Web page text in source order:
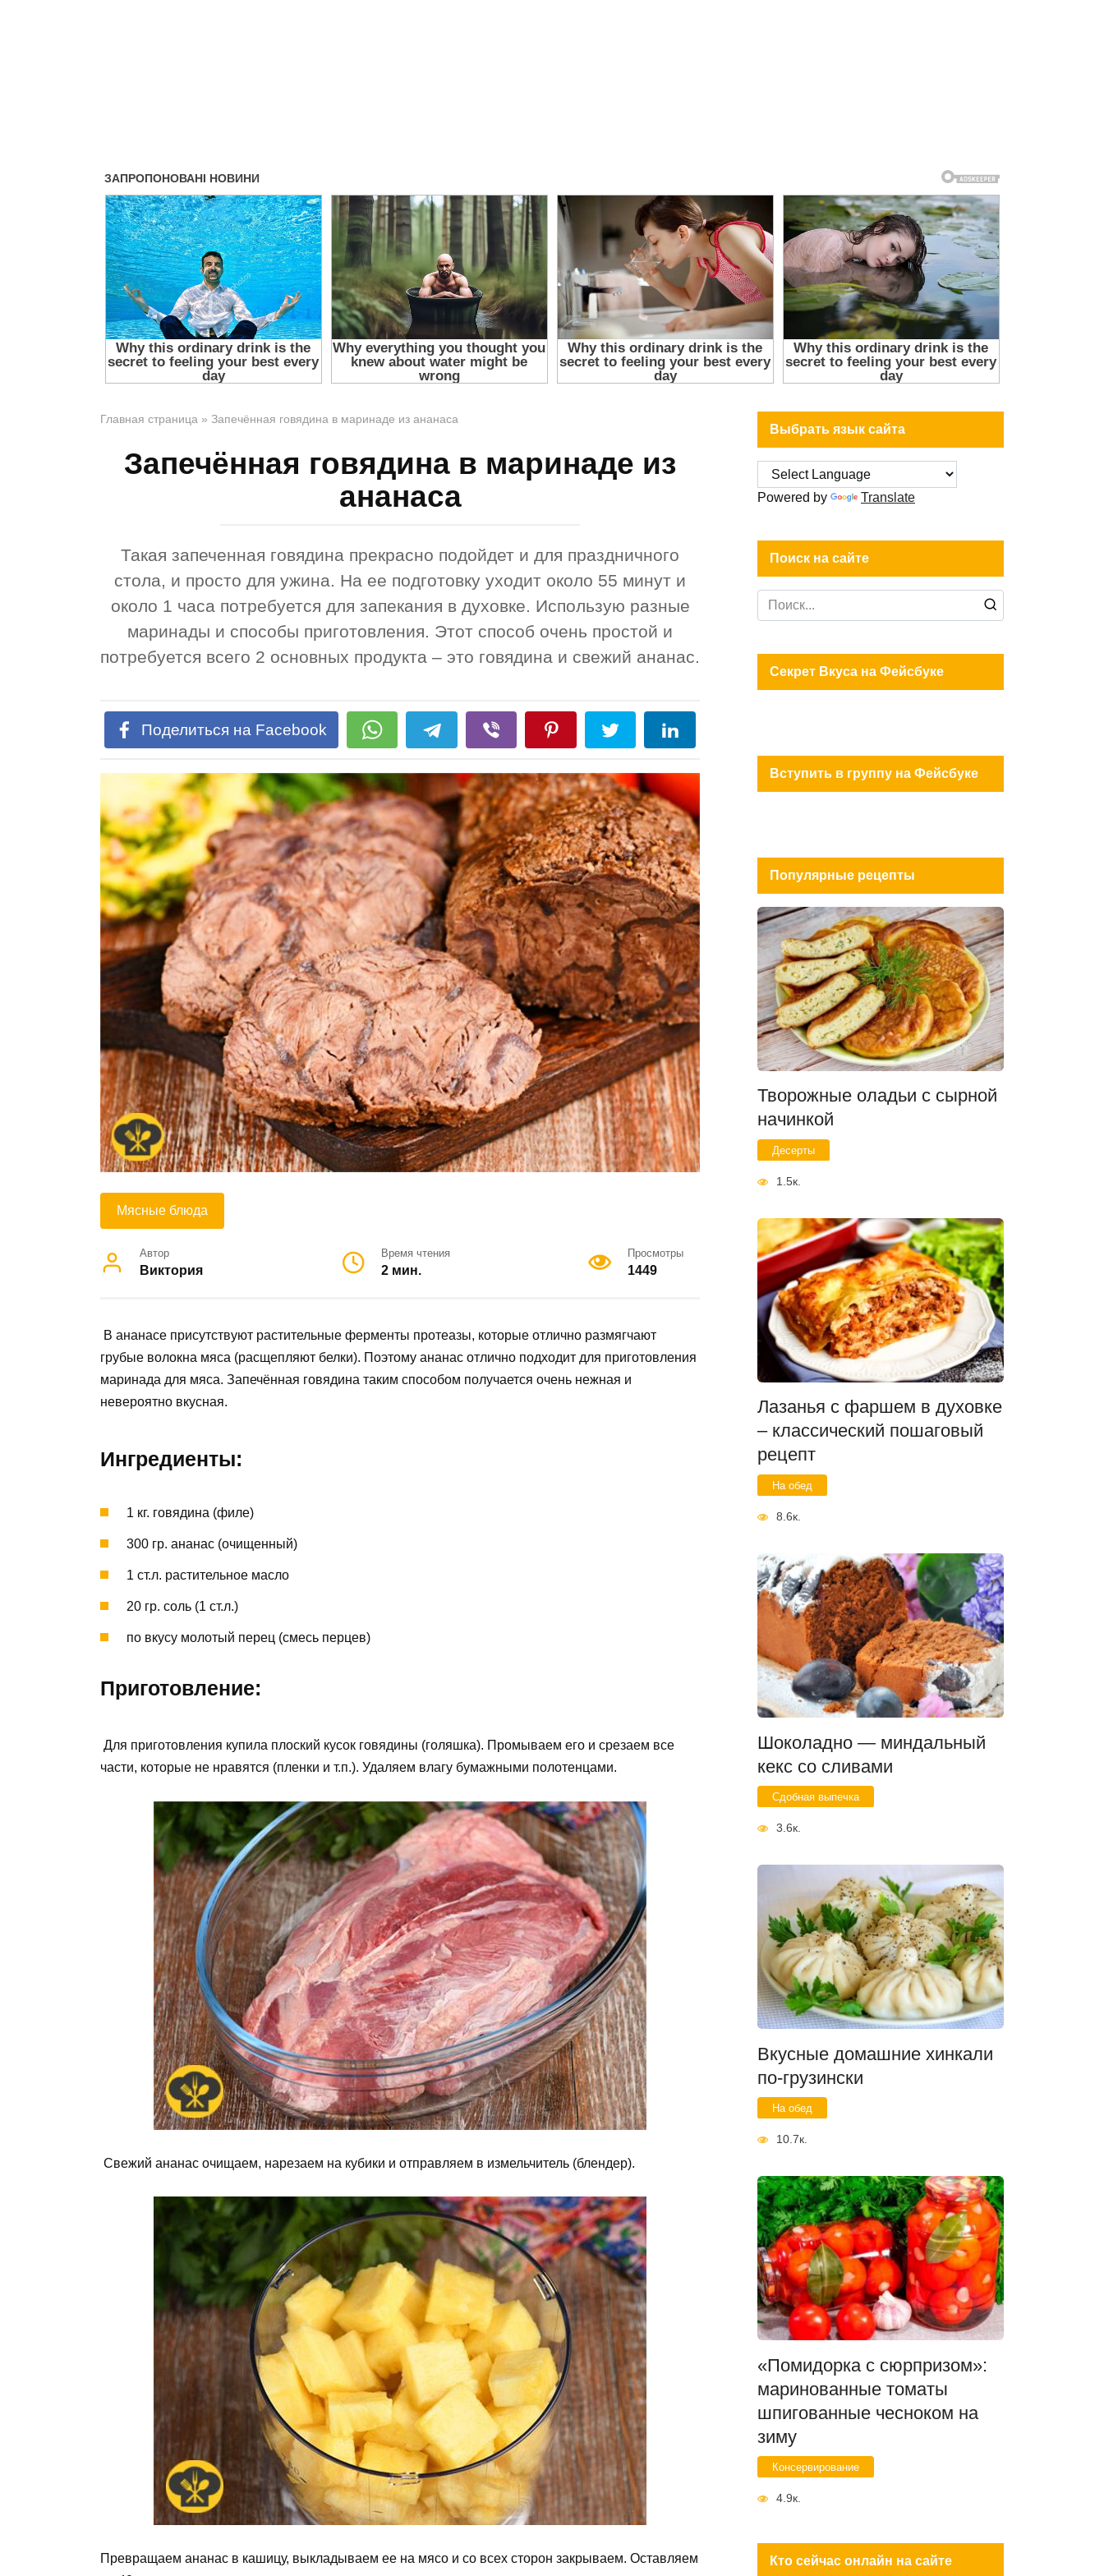
Главная страница » Запечённая говядина в маринаде из ананаса
Запечённая говядина в маринаде из
ананаса
Такая запеченная говядина прекрасно подойдет и для праздничного
стола, и просто для ужина. На ее подготовку уходит около 55 минут и
около 1 часа потребуется для запекания в духовке. Использую разные
маринады и способы приготовления. Этот способ очень простой и
потребуется всего 2 основных продукта – это говядина и свежий ананас.
Поделиться на Facebook
Мясные блюда
Автор
Виктория
Время чтения
2 мин.
Просмотры
1449
В ананасе присутствуют растительные ферменты протеазы, которые отлично размягчают
грубые волокна мяса (расщепляют белки). Поэтому ананас отлично подходит для приготовления
маринада для мяса. Запечённая говядина таким способом получается очень нежная и
невероятно вкусная.
Ингредиенты:
1 кг. говядина (филе)
300 гр. ананас (очищенный)
1 ст.л. растительное масло
20 гр. соль (1 ст.л.)
по вкусу молотый перец (смесь перцев)
Приготовление:
Для приготовления купила плоский кусок говядины (голяшка). Промываем его и срезаем все
части, которые не нравятся (пленки и т.п.). Удаляем влагу бумажными полотенцами.
Свежий ананас очищаем, нарезаем на кубики и отправляем в измельчитель (блендер).
Превращаем ананас в кашицу, выкладываем ее на мясо и со всех сторон закрываем. Оставляем
Выбрать язык сайта
Powered by Translate
Поиск на сайте
Search
for:
Секрет Вкуса на Фейсбуке
Вступить в группу на Фейсбуке
Популярные рецепты
Творожные оладьи с сырной
начинкой
Десерты
1.5к.
Лазанья с фаршем в духовке
– классический пошаговый
рецепт
На обед
8.6к.
Шоколадно — миндальный
кекс со сливами
Сдобная выпечка
3.6к.
Вкусные домашние хинкали
по-грузински
На обед
10.7к.
«Помидорка с сюрпризом»:
маринованные томаты
шпигованные чесноком на
зиму
Консервирование
4.9к.
Кто сейчас онлайн на сайте